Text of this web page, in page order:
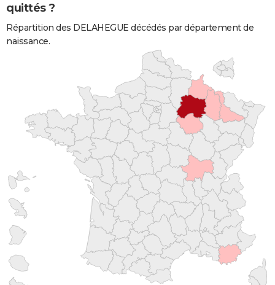
quittés ?
Répartition des DELAHEGUE décédés par département de
naissance.